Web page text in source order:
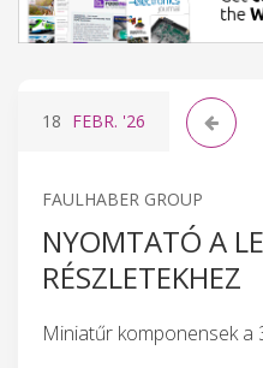
18 FEBR. '26
FAULHABER GROUP
NYOMTATÓ A
RÉSZLETEKHEZ
Miniatűr komponensek a